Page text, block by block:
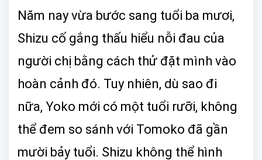
Năm nay vừa bước sang tuổi ba mươi,
Shizu cố gắng thấu hiểu nỗi đau của
người chị bằng cách thử đặt mình vào
hoàn cảnh đó. Tuy nhiên, dù sao đi
nữa, Yoko mới có một tuổi rưỡi, không
thể đem so sánh với Tomoko đã gần
mười bảy tuổi. Shizu không thể hình